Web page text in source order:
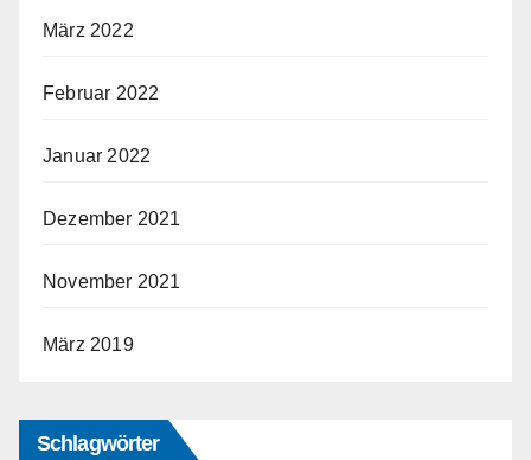
März 2022
Februar 2022
Januar 2022
Dezember 2021
November 2021
März 2019
Schlagwörter